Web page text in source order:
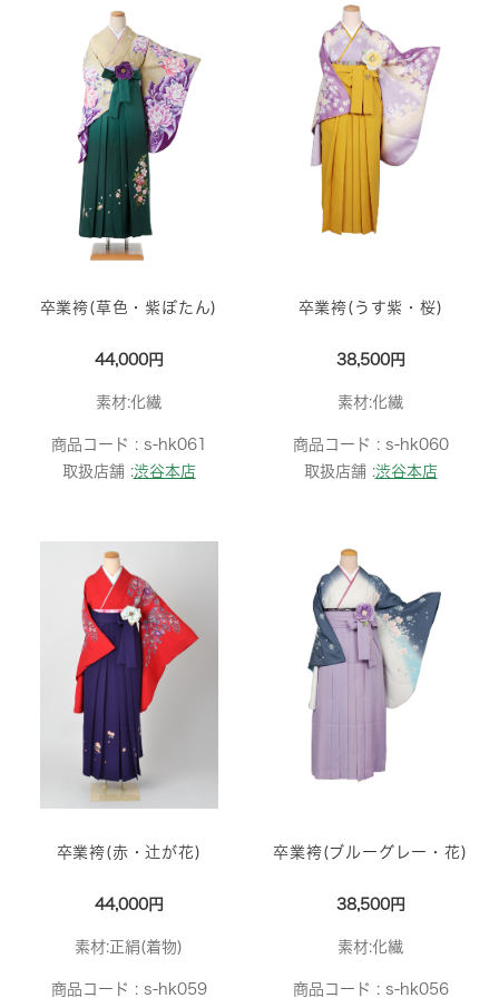
卒業袴(草色・紫ぼたん)
44,000円
素材:化繊
商品コード : s-hk061
取扱店舗 :渋谷本店
卒業袴(うす紫・桜)
38,500円
素材:化繊
商品コード : s-hk060
取扱店舗 :渋谷本店
卒業袴(赤・辻が花)
44,000円
素材:正絹(着物)
商品コード : s-hk059
卒業袴(ブルーグレー・花)
38,500円
素材:化繊
商品コード : s-hk056